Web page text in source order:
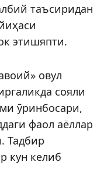
таъсиридан
этишяпти.
овул
сояли
ўринбосари,
фаол аёллар
Тадбир
кун келиб